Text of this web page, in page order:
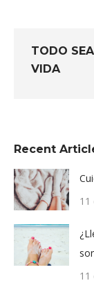
TODO
VIDA
Recent
11
11